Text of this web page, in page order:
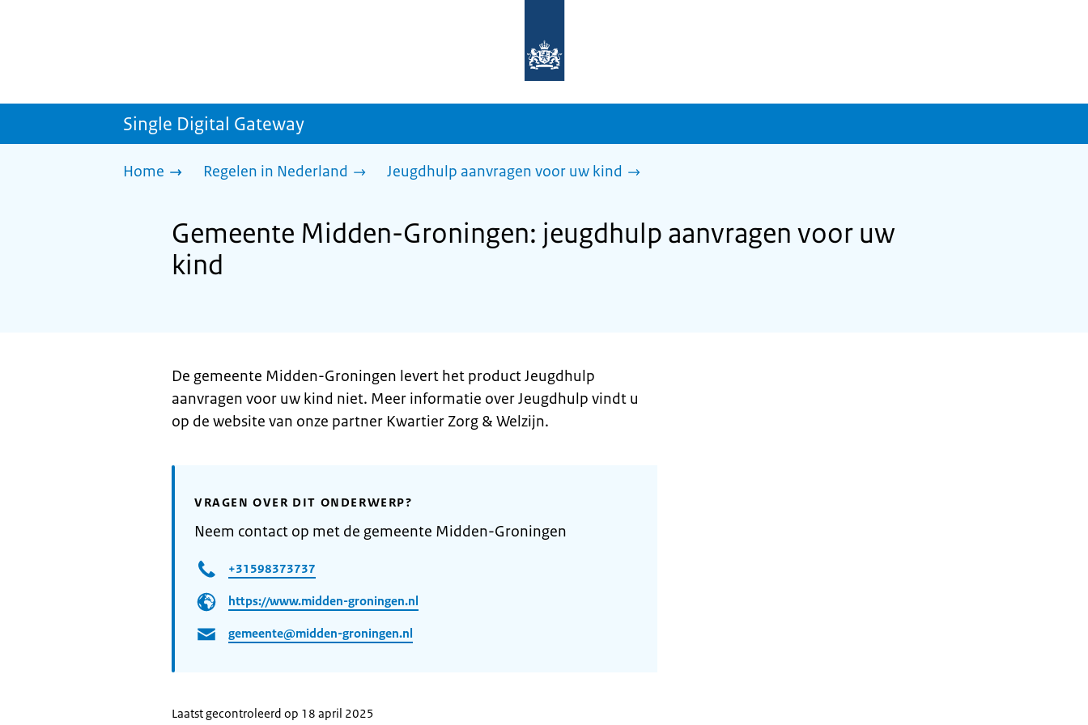
homepage
sdg.rijksoverheid.nl
Single Digital Gateway
Home Regelen in Nederland Jeugdhulp aanvragen voor uw kind
Gemeente Midden-Groningen: jeugdhulp aanvragen voor uw
kind
De gemeente Midden-Groningen levert het product Jeugdhulp
aanvragen voor uw kind niet. Meer informatie over Jeugdhulp vindt u
op de website van onze partner Kwartier Zorg & Welzijn.
VRAGEN OVER DIT ONDERWERP?
Neem contact op met de gemeente Midden-Groningen
+31598373737
https://www.midden-groningen.nl
gemeente@midden-groningen.nl
Laatst gecontroleerd op 18 april 2025